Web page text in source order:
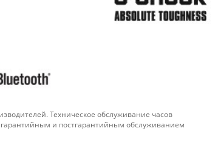
Техническое обслуживание часов
и постгарантийным обслуживанием